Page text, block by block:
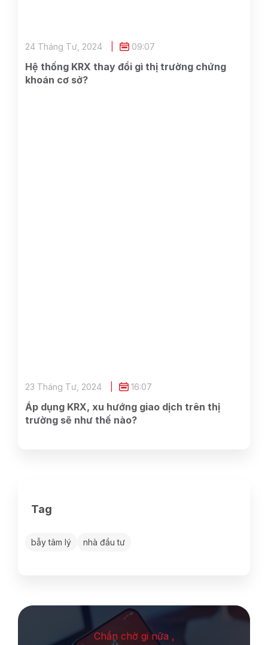
Hệ thống KRX thay đổi gì thị trường chứng
khoán cơ sở?
24 Tháng Tư, 2024 09:07
Áp dụng KRX, xu hướng giao dịch trên thị
trường sẽ như thế nào?
23 Tháng Tư, 2024 16:07
Tag
bẫy tâm lý nhà đầu tư
Chần chờ gi nữa ,